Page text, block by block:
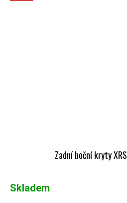
Zadní boční kryty
Skladem